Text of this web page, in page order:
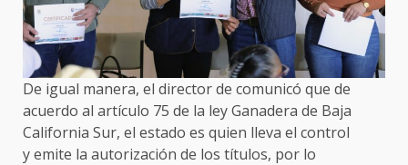
De igual manera, el director de comunicó que de
acuerdo al artículo 75 de la ley Ganadera de Baja
California Sur, el estado es quien lleva el control
y emite la autorización de los títulos, por lo